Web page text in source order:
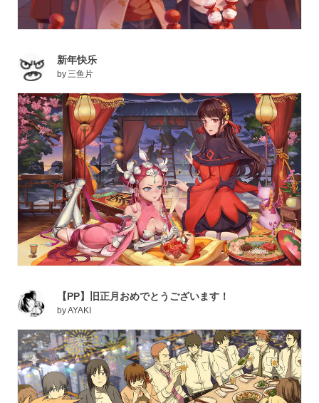
新年快乐
by 三鱼片
【PP】旧正月おめでとうございます！
byAYAKI